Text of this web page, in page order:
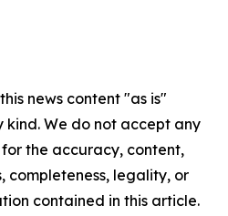
news content "as is"
We do not accept any
the accuracy, content,
completeness, legality, or
contained in this article.